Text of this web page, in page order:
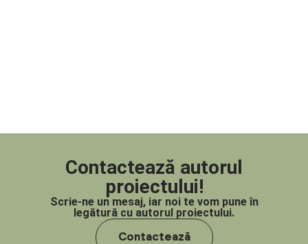
Contactează autorul
proiectului!
Scrie-ne un mesaj, iar noi te vom pune în
legătură cu autorul proiectului.
Contactează